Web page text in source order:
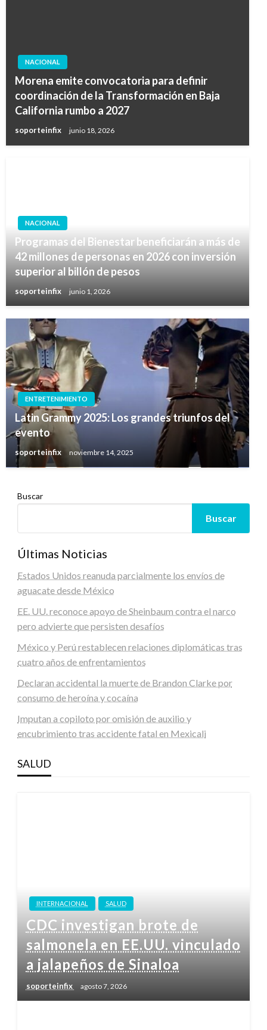
NACIONAL
Morena emite convocatoria para definir
coordinación de la Transformación en Baja
California rumbo a 2027
soporteinfix junio 18, 2026
NACIONAL
Programas del Bienestar beneficiarán a más de
42 millones de personas en 2026 con inversión
superior al billón de pesos
soporteinfix junio 1, 2026
ENTRETENIMIENTO
Latin Grammy 2025: Los grandes triunfos del
evento
soporteinfix noviembre 14, 2025
Buscar
Buscar
Últimas Noticias
Estados Unidos reanuda parcialmente los envíos de
aguacate desde México
EE. UU. reconoce apoyo de Sheinbaum contra el narco
pero advierte que persisten desafíos
México y Perú restablecen relaciones diplomáticas tras
cuatro años de enfrentamientos
Declaran accidental la muerte de Brandon Clarke por
consumo de heroína y cocaína
Imputan a copiloto por omisión de auxilio y
encubrimiento tras accidente fatal en Mexicali
SALUD
INTERNACIONAL SALUD
CDC investigan brote de
salmonela en EE.UU. vinculado
a jalapeños de Sinaloa
soporteinfix agosto 7, 2026